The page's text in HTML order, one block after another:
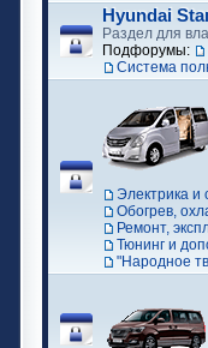
Hyundai
Раздел для
Подфорумы:
Cистема
Электрика и
Обогрев,
Ремонт,
Тюнинг и
"Народное